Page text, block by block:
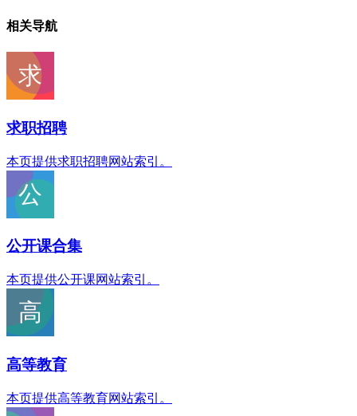
相关导航
求职招聘
本页提供求职招聘网站索引。
公开课合集
本页提供公开课网站索引。
高等教育
本页提供高等教育网站索引。